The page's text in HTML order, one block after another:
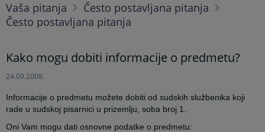
Vaša pitanja
Često postavljana pitanja
Često postavljana pitanja
Kako mogu dobiti informacije o predmetu?
24.09.2008.
Informacije o predmetu možete dobiti od sudskih službenika koji
rade u sudskoj pisarnici u prizemlju, soba broj 1.
Oni Vam mogu dati osnovne podatke o predmetu: